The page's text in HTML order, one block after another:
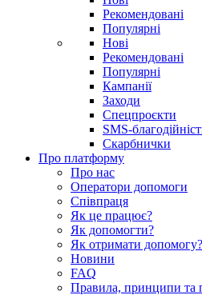
Рекомендовані
Популярні
Нові
Рекомендовані
Популярні
Кампанії
Заходи
Спецпроєкти
SMS-
Скарбнички
Про платформу
Про нас
Оператори допомоги
Співпраця
Як це працює?
Як допомогти?
Як отримати допомогу?
Новини
FAQ
Правила, принципи та